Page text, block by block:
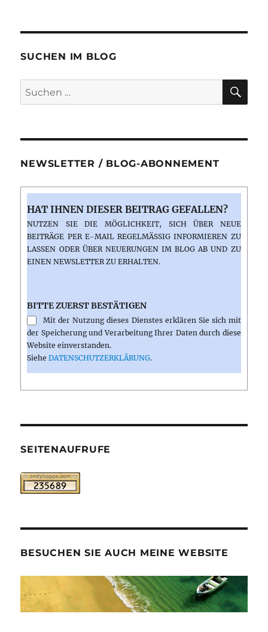
SUCHEN IM BLOG
Suchen
nach:
NEWSLETTER / BLOG-ABONNEMENT
HAT IHNEN DIESER BEITRAG GEFALLEN?
NUTZEN SIE DIE MÖGLICHKEIT, SICH ÜBER NEUE
BEITRÄGE PER E-MAIL REGELMÄSSIG INFORMIEREN ZU L
ASSEN ODER ÜBER NEUERUNGEN IM BLOG AB UND ZU E
INEN NEWSLETTER ZU ERHALTEN.
BITTE ZUERST BESTÄTIGEN
Mit der Nutzung dieses Dienstes erklären Sie sich mit
der Speicherung und Verarbeitung Ihrer Daten durch diese
Website einverstanden.
SieheDATENSCHUTZERKLÄRUNG.
SEITENAUFRUFE
BESUCHEN SIE AUCH MEINE WEBSITE